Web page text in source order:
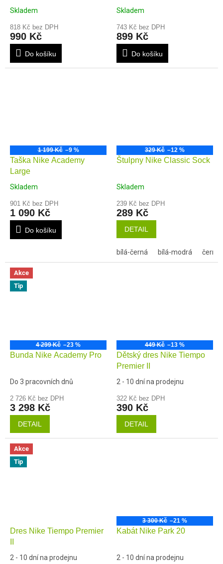
Skladem
818 Kč bez DPH
990 Kč
Do košíku
Skladem
743 Kč bez DPH
899 Kč
Do košíku
1 199 Kč –9 %
Taška Nike Academy
Large
Skladem
901 Kč bez DPH
1 090 Kč
Do košíku
329 Kč –12 %
Štulpny Nike Classic Sock
Skladem
239 Kč bez DPH
289 Kč
DETAIL
bílá-černá bílá-modrá
Akce
Tip
4 299 Kč –23 %
Bunda Nike Academy Pro
Do 3 pracovních dnů
2 726 Kč bez DPH
3 298 Kč
DETAIL
449 Kč –13 %
Dětský dres Nike Tiempo
Premier II
2 - 10 dní na prodejnu
322 Kč bez DPH
390 Kč
DETAIL
Akce
Tip
Dres Nike Tiempo Premier
2 - 10 dní na prodejnu
3 300 Kč –21 %
Kabát Nike Park 20
2 - 10 dní na prodejnu